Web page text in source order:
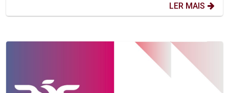
LER MAIS